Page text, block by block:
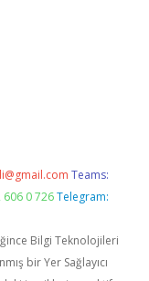
Teams:
0 726 Telegram:
Bilgi Teknolojileri
bir Yer Sağlayıcı